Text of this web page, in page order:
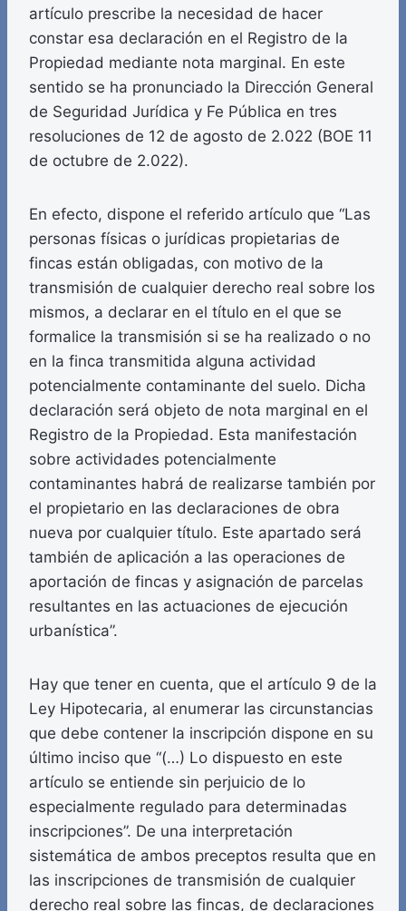
artículo prescribe la necesidad de hacer
constar esa declaración en el Registro de la
Propiedad mediante nota marginal. En este
sentido se ha pronunciado la Dirección General
de Seguridad Jurídica y Fe Pública en tres
resoluciones de 12 de agosto de 2.022 (BOE 11
de octubre de 2.022).
En efecto, dispone el referido artículo que “Las
personas físicas o jurídicas propietarias de
fincas están obligadas, con motivo de la
transmisión de cualquier derecho real sobre los
mismos, a declarar en el título en el que se
formalice la transmisión si se ha realizado o no
en la finca transmitida alguna actividad
potencialmente contaminante del suelo. Dicha
declaración será objeto de nota marginal en el
Registro de la Propiedad. Esta manifestación
sobre actividades potencialmente
contaminantes habrá de realizarse también por
el propietario en las declaraciones de obra
nueva por cualquier título. Este apartado será
también de aplicación a las operaciones de
aportación de fincas y asignación de parcelas
resultantes en las actuaciones de ejecución
urbanística”.
Hay que tener en cuenta, que el artículo 9 de la
Ley Hipotecaria, al enumerar las circunstancias
que debe contener la inscripción dispone en su
último inciso que “(…) Lo dispuesto en este
artículo se entiende sin perjuicio de lo
especialmente regulado para determinadas
inscripciones”. De una interpretación
sistemática de ambos preceptos resulta que en
las inscripciones de transmisión de cualquier
derecho real sobre las fincas, de declaraciones